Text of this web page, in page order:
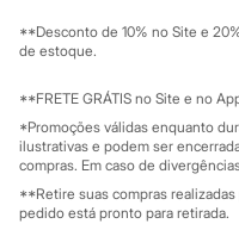
Pantufas
Rasteirinhas
Tênis
Diversão
Marcas
Baby Club
Fifteen
Miss Fifteen
Mapa do site
Investidores
Privacidade
Configuração de cookies
Minha privacidade
**Desconto de 10% no Site e
de estoque.
**FRETE GRÁTIS no Site e no
*Promoções válidas enquanto
ilustrativas e podem ser
compras. Em caso de
**Retire suas compras
pedido está pronto para retirada.